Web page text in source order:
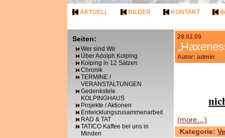
AKTUELL BILDER KONTAKT
Seiten:
Wer sind Wir
Über Adolph Kolping
Kolping in 12 Sätzen
Chronik
TERMINE /
VERANSTALTUNGEN
Gedenkstele
KOLPINGHAUS
Projekte / Aktionen
Entwicklungszusammenarbeit
RAD & TAT
TATICO Kaffee bei uns in
Minden
28.02.09
Autor: admin
(more…)
Kategorie: